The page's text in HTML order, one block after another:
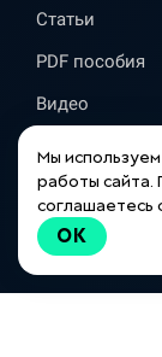
Статьи
PDF пособия
Видео
Справочник
Справочник
Мы
работы сайта.
соглашаетесь
OK